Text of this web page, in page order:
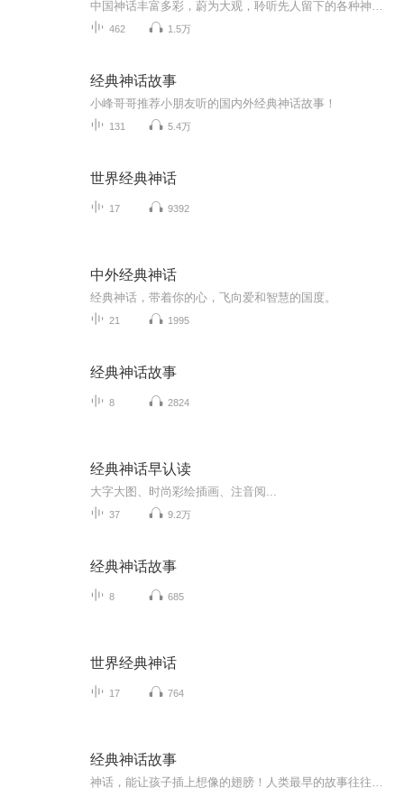
462 1.5万
经典神话故事
小峰哥哥推荐小朋友听的国内外经典神话故事！
131 5.4万
世界经典神话
17 9392
中外经典神话
经典神话，带着你的心，飞向爱和智慧的国度。
21 1995
经典神话故事
8 2824
经典神话早认读
大字大图、时尚彩绘插画、注音阅...
37 9.2万
经典神话故事
8 685
世界经典神话
17 764
经典神话故事